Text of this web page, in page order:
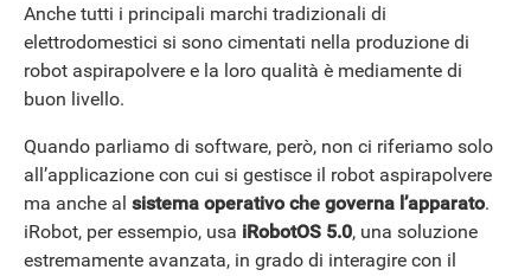
Anche tutti i principali marchi tradizionali di
elettrodomestici si sono cimentati nella produzione di
robot aspirapolvere e la loro qualità è mediamente di
buon livello.
Quando parliamo di software, però, non ci riferiamo solo
all’applicazione con cui si gestisce il robot aspirapolvere
ma anche al sistema operativo che governa l’apparato.
iRobot, per essempio, usa iRobotOS 5.0, una soluzione
estremamente avanzata, in grado di interagire con il